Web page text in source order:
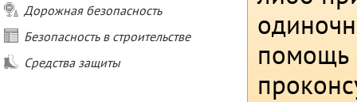
Дорожная безопасность
Безопасность в строительстве
Средства защиты
помощь